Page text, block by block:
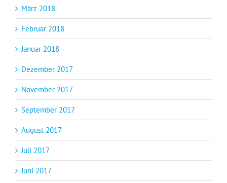
März 2018
Februar 2018
Januar 2018
Dezember 2017
November 2017
September 2017
August 2017
Juli 2017
Juni 2017